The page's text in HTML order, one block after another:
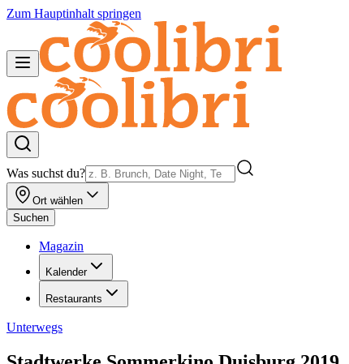
Zum Hauptinhalt springen
Was suchst du?
Ort wählen
Suchen
Magazin
Kalender
Restaurants
Unterwegs